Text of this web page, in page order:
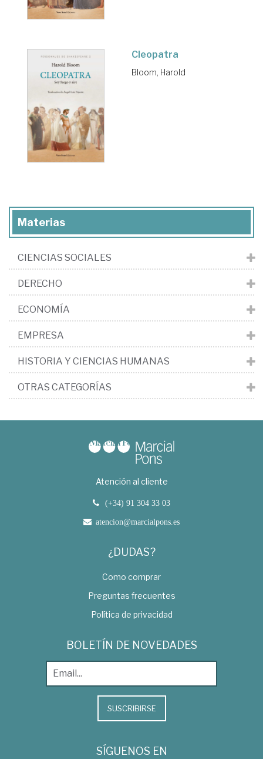
Cleopatra
Bloom, Harold
Materias
CIENCIAS SOCIALES
DERECHO
ECONOMÍA
EMPRESA
HISTORIA Y CIENCIAS HUMANAS
OTRAS CATEGORÍAS
Atención al cliente
(+34) 91 304 33 03
atencion@marcialpons.es
¿DUDAS?
Como comprar
Preguntas frecuentes
Política de privacidad
BOLETÍN DE NOVEDADES
SUSCRIBIRSE
SÍGUENOS EN